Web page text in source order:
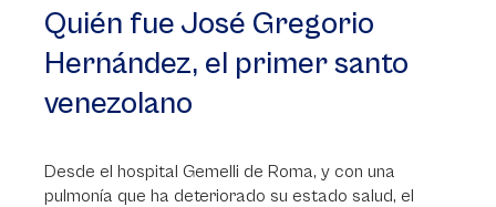
Quién fue José Gregorio
Hernández, el primer santo
venezolano
Desde el hospital Gemelli de Roma, y con una
pulmonía que ha deteriorado su estado salud, el